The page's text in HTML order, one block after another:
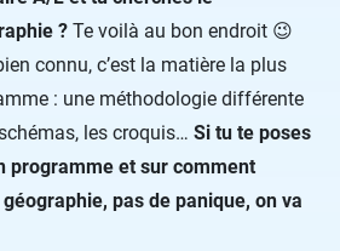
? Te voilà au bon endroit 😉
connu, c’est la matière la plus
: une méthodologie différente
les croquis… Si tu te poses
programme et sur comment
pas de panique, on va